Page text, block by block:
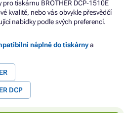
tiskárnu BROTHER DCP-1510E
kvalitě, nebo vás obvykle přesvědčí
nabídky podle svých preferencí.
náplně do tiskárnya
DCP